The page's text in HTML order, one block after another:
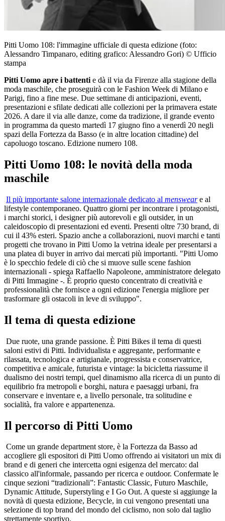
Pitti Uomo 108: l'immagine ufficiale di questa edizione (foto:
Alessandro Timpanaro, editing grafico: Alessandro Gori) © Ufficio
stampa
Pitti Uomo apre i battenti e dà il via da Firenze alla stagione della
moda maschile, che proseguirà con le Fashion Week di Milano e
Parigi, fino a fine mese. Due settimane di anticipazioni, eventi,
presentazioni e sfilate dedicati alle collezioni per la primavera estate
2026. A dare il via alle danze, come da tradizione, il grande evento
in programma da questo martedì 17 giugno fino a venerdì 20 negli
spazi della Fortezza da Basso (e in altre location cittadine) del
capoluogo toscano. Edizione numero 108.
Pitti Uomo 108: le novità della moda
maschile
Il più importante salone internazionale dedicato al mensweare al
lifestyle contemporaneo. Quattro giorni per incontrare i protagonisti,
i marchi storici, i designer più autorevoli e gli outsider, in un
caleidoscopio di presentazioni ed eventi. Presenti oltre 730 brand, di
cui il 43% esteri. Spazio anche a collaborazioni, nuovi marchi e tanti
progetti che trovano in Pitti Uomo la vetrina ideale per presentarsi a
una platea di buyer in arrivo dai mercati più importanti. "Pitti Uomo
è lo specchio fedele di ciò che si muove sulle scene fashion
internazionali - spiega Raffaello Napoleone, amministratore delegato
di Pitti Immagine -. È proprio questo concentrato di creatività e
professionalità che fornisce a ogni edizione l'energia migliore per
trasformare gli ostacoli in leve di sviluppo".
Il tema di questa edizione
Due ruote, una grande passione. È Pitti Bikes il tema di questi
saloni estivi di Pitti. Individualista e aggregante, performante e
rilassata, tecnologica e artigianale, progressista e conservatrice,
competitiva e amicale, futurista e vintage: la bicicletta riassume il
dualismo dei nostri tempi, quel dinamismo alla ricerca di un punto di
equilibrio fra metropoli e borghi, natura e paesaggi urbani, fra
conservare e inventare e, a livello personale, tra solitudine e
socialità, fra valore e appartenenza.
Il percorso di Pitti Uomo
Come un grande department store, è la Fortezza da Basso ad
accogliere gli espositori di Pitti Uomo offrendo ai visitatori un mix di
brand e di generi che intercetta ogni esigenza del mercato: dal
classico all'informale, passando per ricerca e outdoor. Confermate le
cinque sezioni “tradizionali”: Fantastic Classic, Futuro Maschile,
Dynamic Attitude, Superstyling e I Go Out. A queste si aggiunge la
novità di questa edizione, Becycle, in cui vengono presentati una
selezione di top brand del mondo del ciclismo, non solo dal taglio
strettamente sportivo.